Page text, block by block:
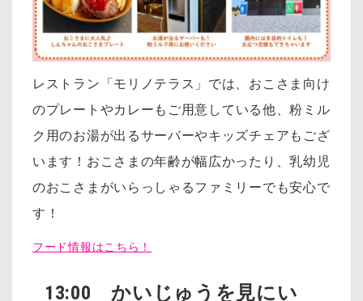
レストラン「モリノテラス」では、おこさま向け
のプレートやカレーも ご用意している他、粉ミル
ク用のお湯が出るサーバーやキッズチェアもござ
います！おこさまの年齢が幅広かったり、乳幼児
のおこさまがいらっしゃるファミリーでも安心で
す！
フード情報はこちら！
13:00 かいじゅうを見にい